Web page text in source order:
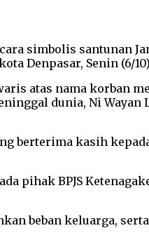
simbolis santunan
Denpasar, Senin (6/
atas nama korban
dunia, Ni
berterima kasih
pihak BPJS
beban keluarga,